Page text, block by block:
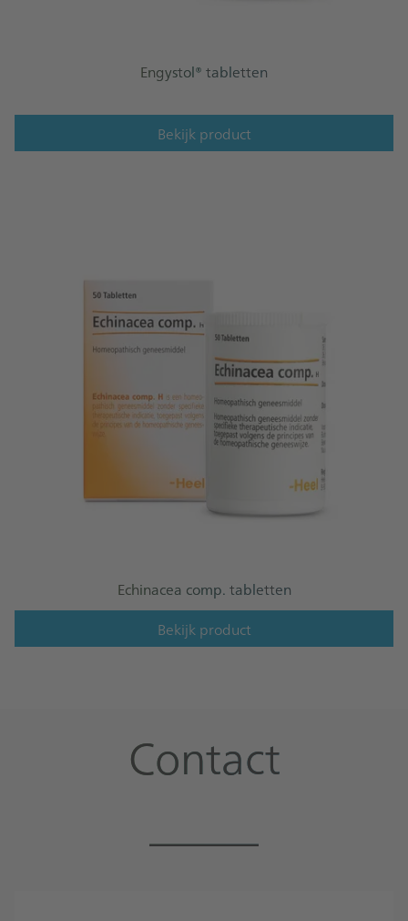
Engystol® tabletten
Bekijk product
Echinacea comp. tabletten
Bekijk product
Contact